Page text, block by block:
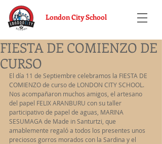
London City School
FIESTA DE COMIENZO DE
CURSO
El día 11 de Septiembre celebramos la FIESTA DE
COMIENZO de curso de LONDON CITY SCHOOL.
Nos acompañaron muchos amigos, el artesano
del papel FELIX ARANBURU con su taller
participativo de papel de aguas, MARINA
SESUMAGA de Made in Santurtzi, que
amablemente regaló a todos los presentes unos
preciosos gorros morados con la Sardina y el